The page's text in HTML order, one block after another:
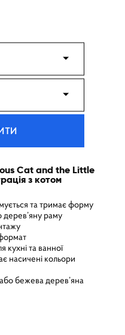
Cat and the Little
з котом
та тримає форму
дерев’яну раму
кухні та ванної
насичені кольори
бежева дерев’яна